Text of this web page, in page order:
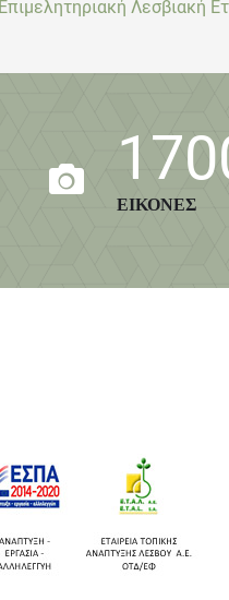
Επιμελητηριακή Λεσβιακή
ΕΙΚΟΝΕΣ